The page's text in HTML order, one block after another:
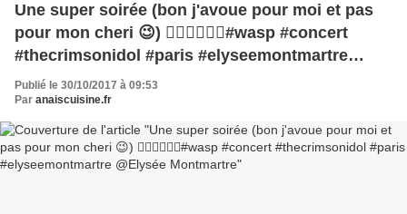
Une super soirée (bon j'avoue pour moi et pas
pour mon cheri 😉) 👍🏼🎼🍻🍻🍻#wasp #concert
#thecrimsonidol #paris #elyseemontmartre
@Elysée Montmartre
Publié le 30/10/2017 à 09:53
Par anaiscuisine.fr